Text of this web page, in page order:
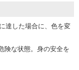
達した場合に、色を変
険な状態。身の安全を